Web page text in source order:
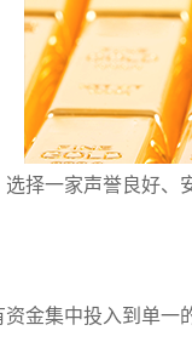
选择一家声誉良好、
资金集中投入到单一